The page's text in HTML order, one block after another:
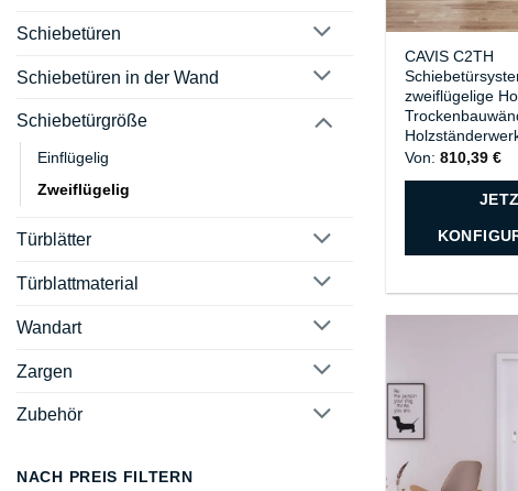
Schiebetüren
Schiebetüren in der Wand
Schiebetürgröße
Einflügelig
Zweiflügelig
Türblätter
Türblattmaterial
Wandart
Zargen
Zubehör
NACH PREIS FILTERN
CAVIS C2TH
zweiflügelige
Von:810,39€